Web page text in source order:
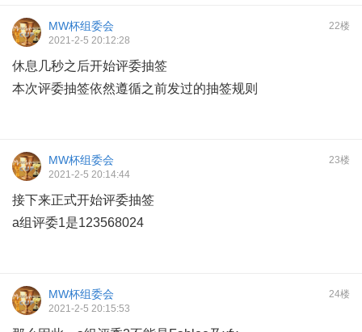
22楼
MW杯组委会
2021-2-5 20:12:28
休息几秒之后开始评委抽签
本次评委抽签依然遵循之前发过的抽签规则
23楼
MW杯组委会
2021-2-5 20:14:44
接下来正式开始评委抽签
a组评委1是123568024
24楼
MW杯组委会
2021-2-5 20:15:53